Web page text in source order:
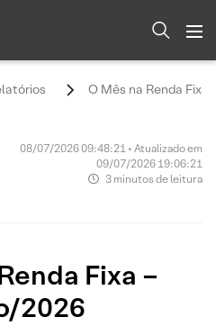
O Mês na Renda Fixa
08/07/2026 09:48:21 • Atualizado em
09/07/2026 19:06:21
3 minutos de leitura
Fixa –
2026